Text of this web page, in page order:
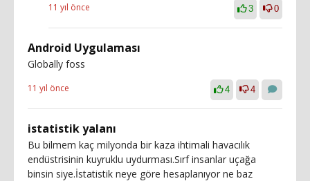
11 yıl önce 3 0
Android Uygulaması
Globally foss
11 yıl önce 4 4
istatistik yalanı
Bu bilmem kaç milyonda bir kaza ihtimali havacılık
endüstrisinin kuyruklu uydurması.Sırf insanlar uçağa
binsin siye.İstatistik neye göre hesaplanıyor ne baz